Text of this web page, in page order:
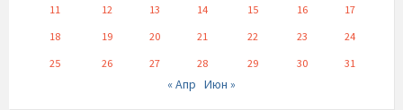
11
12 13 14 15 16
17
18
19 20 21 22 23
24
25
26 27 28 29 30 31
« Апр Июн »